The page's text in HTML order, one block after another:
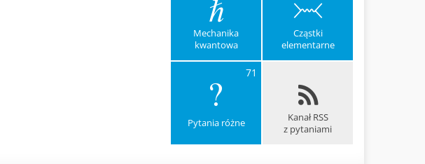
Mechanika
kwantowa
Cząstki
elementarne
71
Pytania różne
Kanał RSS
z pytaniami